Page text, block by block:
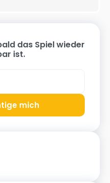
das Spiel wieder
ist.
mich